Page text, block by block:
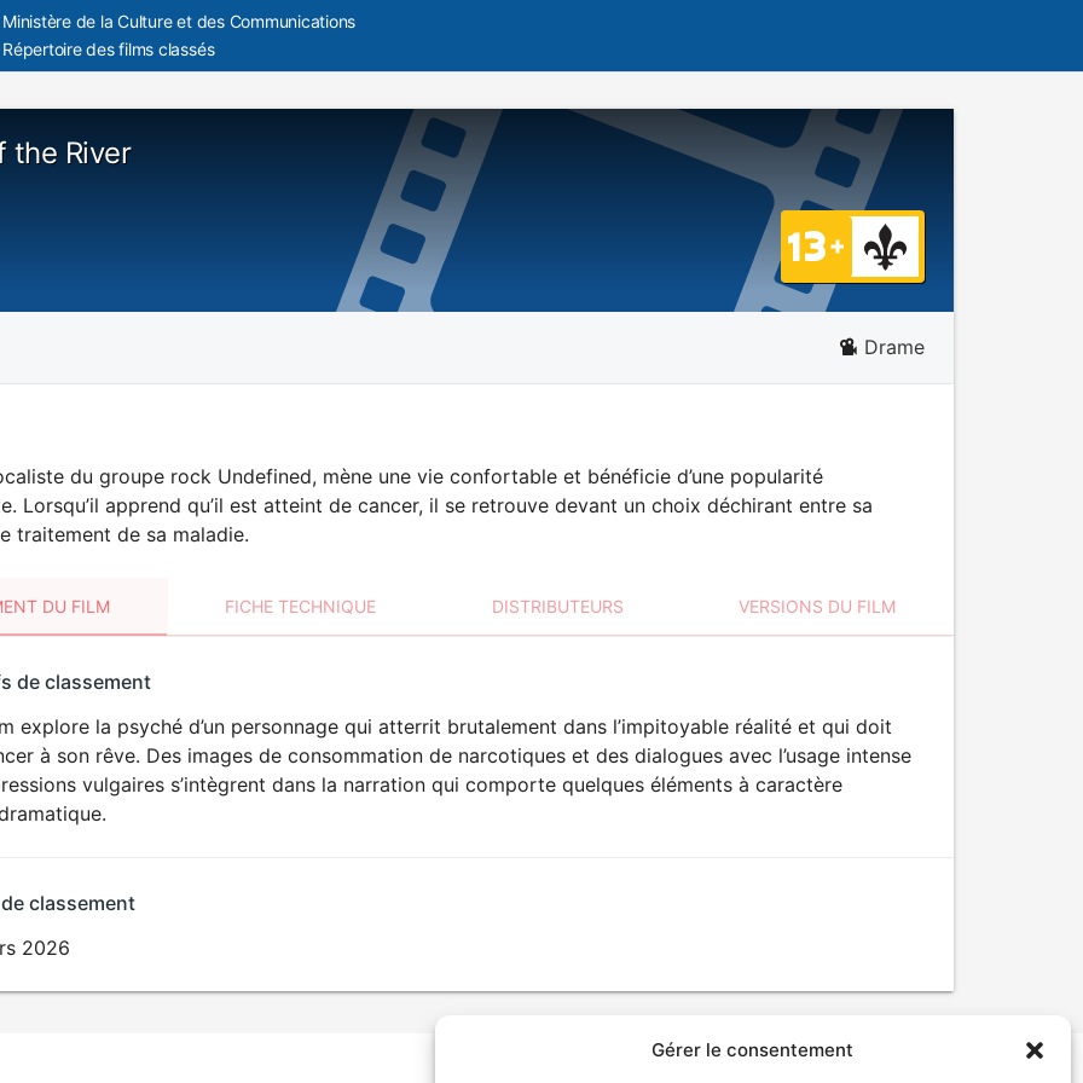
Gérer le consentement
Ministère de la Culture et des Communications
Répertoire des films classés
the River
Drame
du groupe rock Undefined, mène une vie confortable et bénéficie d’une popularité
Lorsqu’il apprend qu’il est atteint de cancer, il se retrouve devant un choix déchirant entre sa
traitement de sa maladie.
DU FILM FICHE TECHNIQUE DISTRIBUTEURS VERSIONS DU FILM
de classement
explore la psyché d’un personnage qui atterrit brutalement dans l’impitoyable réalité et qui doit
à son rêve. Des images de consommation de narcotiques et des dialogues avec l’usage intense
vulgaires s’intègrent dans la narration qui comporte quelques éléments à caractère
classement
2026